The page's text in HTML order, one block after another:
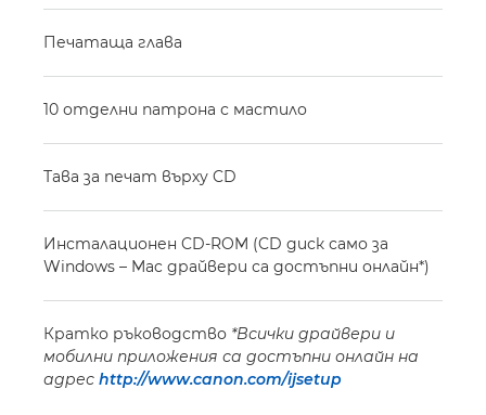
Печатаща глава
10 отделни патрона с мастило
Тава за печат върху CD
Инсталационен CD-ROM (CD диск само за
Windows – Mac драйвери са достъпни онлайн*)
Кратко ръководство *Всички драйвери и
мобилни приложения са достъпни онлайн на
адрес http://www.canon.com/ijsetup